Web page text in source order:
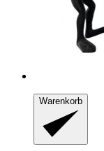
Warenkorb